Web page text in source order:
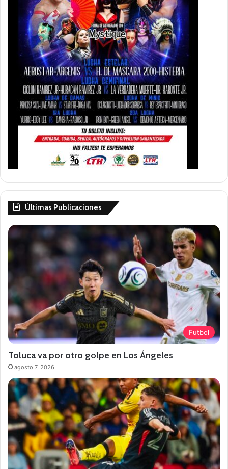
Últimas Publicaciones
Futbol
Toluca va por otro golpe en Los Ángeles
agosto 7, 2026